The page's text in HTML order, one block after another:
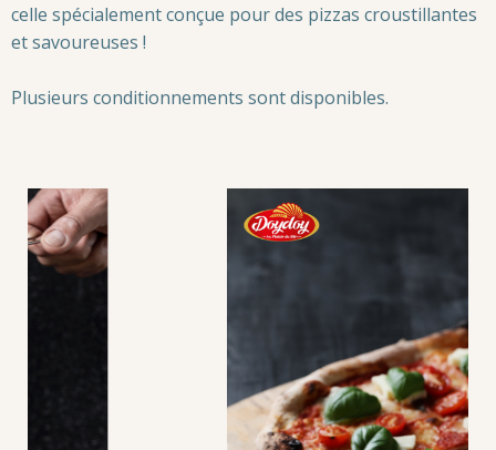
celle spécialement conçue pour des pizzas croustillantes
et savoureuses !
Plusieurs conditionnements sont disponibles.